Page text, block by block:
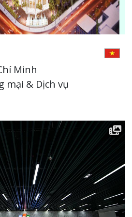
Minh
mại & Dịch vụ